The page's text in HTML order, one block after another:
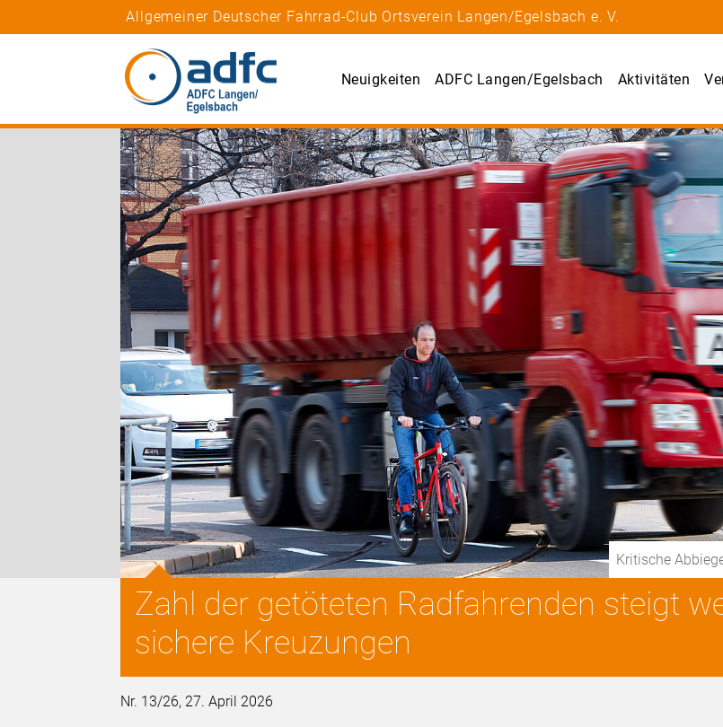
Allgemeiner Deutscher Fahrrad-Club Ortsverein Langen/Egelsbach e. V.
Neuigkeiten ADFC Langen/Egelsbach Aktivitäten
Kritische
Zahl der getöteten Radfahrenden steigt
sichere Kreuzungen
Nr. 13/26, 27. April 2026